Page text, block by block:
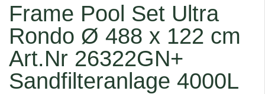
Frame Pool Set Ultra
Rondo Ø 488 x 122 cm
Art.Nr 26322GN+
Sandfilteranlage 4000L